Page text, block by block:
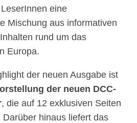
eine
Mischung aus informativen
rund um das
Europa.
der neuen Ausgabe ist
der neuen DCC-
, die auf 12 exklusiven Seiten
hinaus liefert das